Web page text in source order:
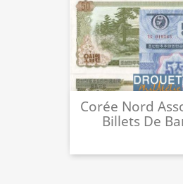
Corée Nord
Billets De